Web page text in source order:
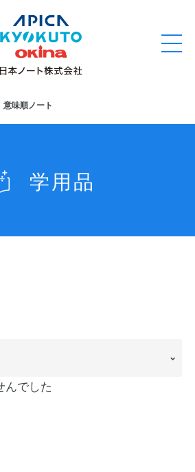
閉
バインダー
習のすすめ
ツアー
意味順ノート
学用品
んでした